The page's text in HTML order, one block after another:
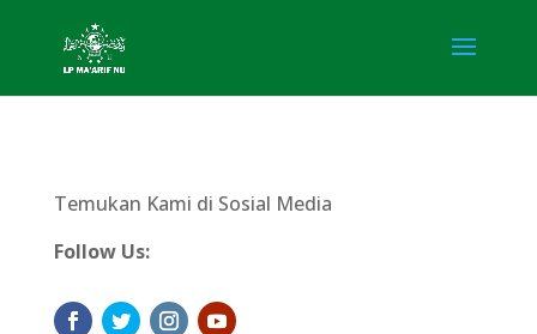
Temukan Kami di Sosial Media
Follow Us: